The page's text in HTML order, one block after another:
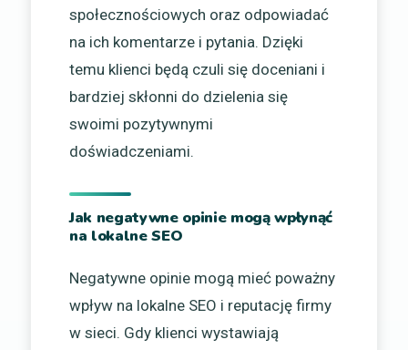
społecznościowych oraz odpowiadać
na ich komentarze i pytania. Dzięki
temu klienci będą czuli się doceniani i
bardziej skłonni do dzielenia się
swoimi pozytywnymi
doświadczeniami.
Jak negatywne opinie mogą wpłynąć
na lokalne SEO
Negatywne opinie mogą mieć poważny
wpływ na lokalne SEO i reputację firmy
w sieci. Gdy klienci wystawiają